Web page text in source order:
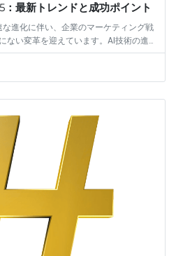
最新トレンドと成功ポイント
進化に伴い、企業のマーケティング戦
ない変革を迎えています。AI技術の進
ナビリティの重視など、多角的な要素